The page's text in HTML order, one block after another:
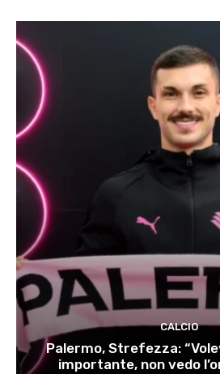
CALCIO
Palermo, Strefezza:
importante, non vedo